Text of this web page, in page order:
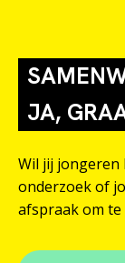
JA,
Wil jij jongeren
onderzoek of
afspraak om